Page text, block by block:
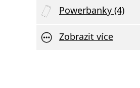
Powerbanky (4)
Zobrazit více
E-shop skladem > 10 ks,